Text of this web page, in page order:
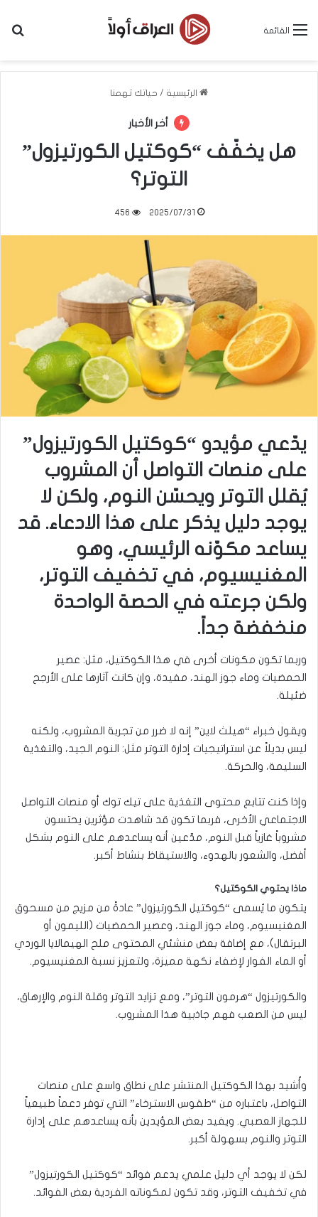
القائمة
الرئيسية / حياتك تهمنا
أخر الأخبار
هل يخفّف “كوكتيل الكورتيزول”
التوتر؟
2025/07/31
456
يدّعي مؤيدو “كوكتيل الكورتيزول”
على منصات التواصل أن المشروب
يُقلل التوتر ويحسّن النوم، ولكن لا
يوجد دليل يذكر على هذا الادعاء. قد
يساعد مكوّنه الرئيسي، وهو
المغنيسيوم، في تخفيف التوتر،
ولكن جرعته في الحصة الواحدة
منخفضة جداً.
وربما تكون مكونات أخرى في هذا الكوكتيل، مثل: عصير
الحمضيات وماء جوز الهند، مفيدة، وإن كانت آثارها على الأرجح
ضئيلة.
ويقول خبراء “هيلث لاين” إنه لا ضرر من تجربة المشروب، ولكنه
ليس بديلاً عن استراتيجيات إدارة التوتر مثل: النوم الجيد، والتغذية
السليمة، والحركة.
وإذا كنت تتابع محتوى التغذية على تيك توك أو منصات التواصل
الاجتماعي الأخرى، فربما تكون قد شاهدت مؤثرين يحتسون
مشروباً غازياً قبل النوم، مدّعين أنه يساعدهم على النوم بشكل
أفضل، والشعور بالهدوء، والاستيقاظ بنشاط أكبر.
ماذا يحتوي الكوكتيل؟
يتكون ما يُسمى “كوكتيل الكورتيزول” عادةً من مزيج من مسحوق
المغنيسيوم، وماء جوز الهند، وعصير الحمضيات (الليمون أو
البرتقال)، مع إضافة بعض منشئي المحتوى ملح الهيمالايا الوردي
أو الماء الفوار لإضفاء نكهة مميزة، ولتعزيز نسبة المغنيسيوم.
والكورتيزول “هرمون التوتر”، ومع تزايد التوتر وقلة النوم والإرهاق،
ليس من الصعب فهم جاذبية هذا المشروب.
وأُشيد بهذا الكوكتيل المنتشر على نطاق واسع على منصات
التواصل، باعتباره من “طقوس الاسترخاء” التي توفر دعماً طبيعياً
للجهاز العصبي. ويفيد بعض المؤيدين بأنه يساعدهم على إدارة
التوتر والنوم بسهولة أكبر.
لكن لا يوجد أي دليل علمي يدعم فوائد “كوكتيل الكورتيزول”
في تخفيف التوتر، وقد تكون لمكوناته الفردية بعض الفوائد.